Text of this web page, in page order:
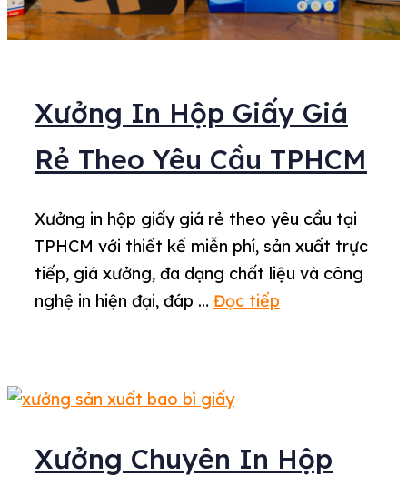
Xưởng In Hộp Giấy Giá
Rẻ Theo Yêu Cầu TPHCM
Xưởng in hộp giấy giá rẻ theo yêu cầu tại
TPHCM với thiết kế miễn phí, sản xuất trực
tiếp, giá xưởng, đa dạng chất liệu và công
nghệ in hiện đại, đáp … Đọc tiếp
Xưởng Chuyên In Hộp